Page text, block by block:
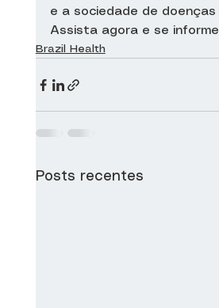
e a sociedade de doenças
Assista agora e se
Brazil Health
Posts recentes